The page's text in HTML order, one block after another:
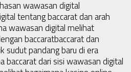
wawasan digital
tentang baccarat dan arah
wawasan digital melihat
baccaratbaccarat dan
sudut pandang baru di era
baccarat dari sisi wawasan digital